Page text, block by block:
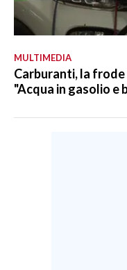
MULTIMEDIA
Carburanti, la
"Acqua in gasolio e